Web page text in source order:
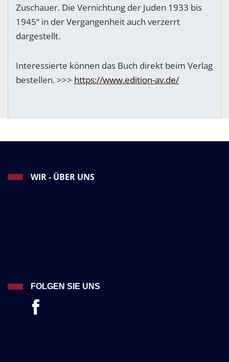
Zuschauer. Die Vernichtung der Juden 1933 bis
1945“ in der Vergangenheit auch verzerrt
dargestellt.
Interessierte können das Buch direkt beim Verlag
bestellen. >>> https://www.edition-av.de/
WIR - ÜBER UNS
FOLGEN SIE UNS